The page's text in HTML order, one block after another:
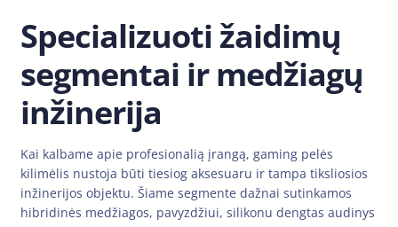
Specializuoti žaidimų
segmentai ir medžiagų
inžinerija
Kai kalbame apie profesionalią įrangą, gaming pelės
kilimėlis nustoja būti tiesiog aksesuaru ir tampa tiksliosios
inžinerijos objektu. Šiame segmente dažnai sutinkamos
hibridinės medžiagos, pavyzdžiui, silikonu dengtas audinys